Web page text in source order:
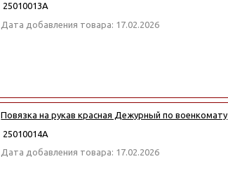
25010013А
Дата добавления товара: 17.02.2026
Повязка на рукав красная Дежурный по военкомату
25010014А
Дата добавления товара: 17.02.2026